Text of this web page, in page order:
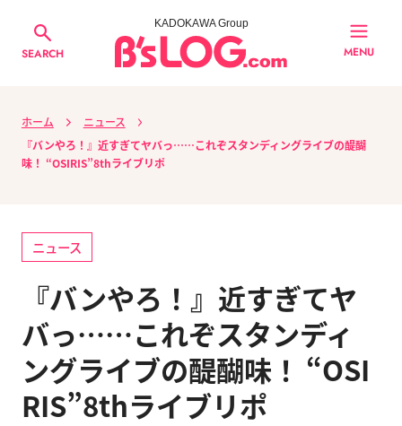
SEARCH
KADOKAWA Group
MENU
ホーム
ニュース
『バンやろ！』近すぎてヤバっ……これぞスタンディングライブの醍醐
味！ “OSIRIS”8thライブリポ
ニュース
『バンやろ！』近すぎてヤ
バっ……これぞスタンディ
ングライブの醍醐味！ “OSI
RIS”8thライブリポ